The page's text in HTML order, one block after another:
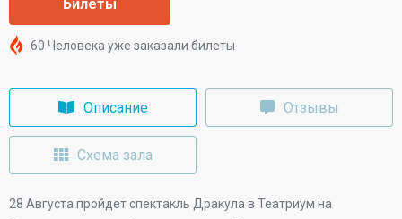
Билеты
60 Человека уже заказали билеты
Описание Отзывы
Схема зала
28 Августа пройдет спектакль Дракула в Театриум на